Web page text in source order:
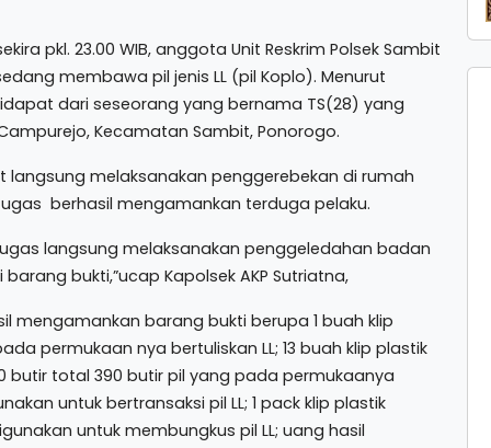
pkl. 23.00 WIB, anggota Unit Reskrim Polsek Sambit
membawa pil jenis LL (pil Koplo). Menurut
dari seseorang yang bernama TS(28) yang
Kecamatan Sambit, Ponorogo.
langsung melaksanakan penggerebekan di rumah
berhasil mengamankan terduga pelaku.
langsung melaksanakan penggeledahan badan
bukti,”ucap Kapolsek AKP Sutriatna,
mengamankan barang bukti berupa 1 buah klip
permukaan nya bertuliskan LL; 13 buah klip plastik
butir total 390 butir pil yang pada permukaanya
untuk bertransaksi pil LL; 1 pack klip plastik
untuk membungkus pil LL; uang hasil